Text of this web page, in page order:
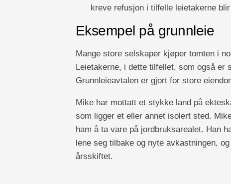
kreve refusjon i tilfelle leietakerne
Eksempel på grunnleie
Mange store selskaper kjøper tomten i
Leietakerne, i dette tilfellet, som også er
Grunnleieavtalen er gjort for store
Mike har mottatt et stykke land på
som ligger et eller annet isolert sted.
ham å ta vare på jordbruksarealet. Han
lene seg tilbake og nyte avkastningen,
årsskiftet.